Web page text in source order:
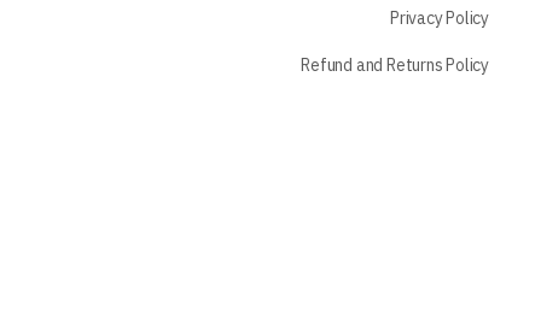
Privacy Policy
Refund and Returns Policy